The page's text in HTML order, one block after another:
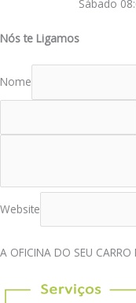
Sábado 08:00
Nós te Ligamos
Nome
Website
A OFICINA DO SEU